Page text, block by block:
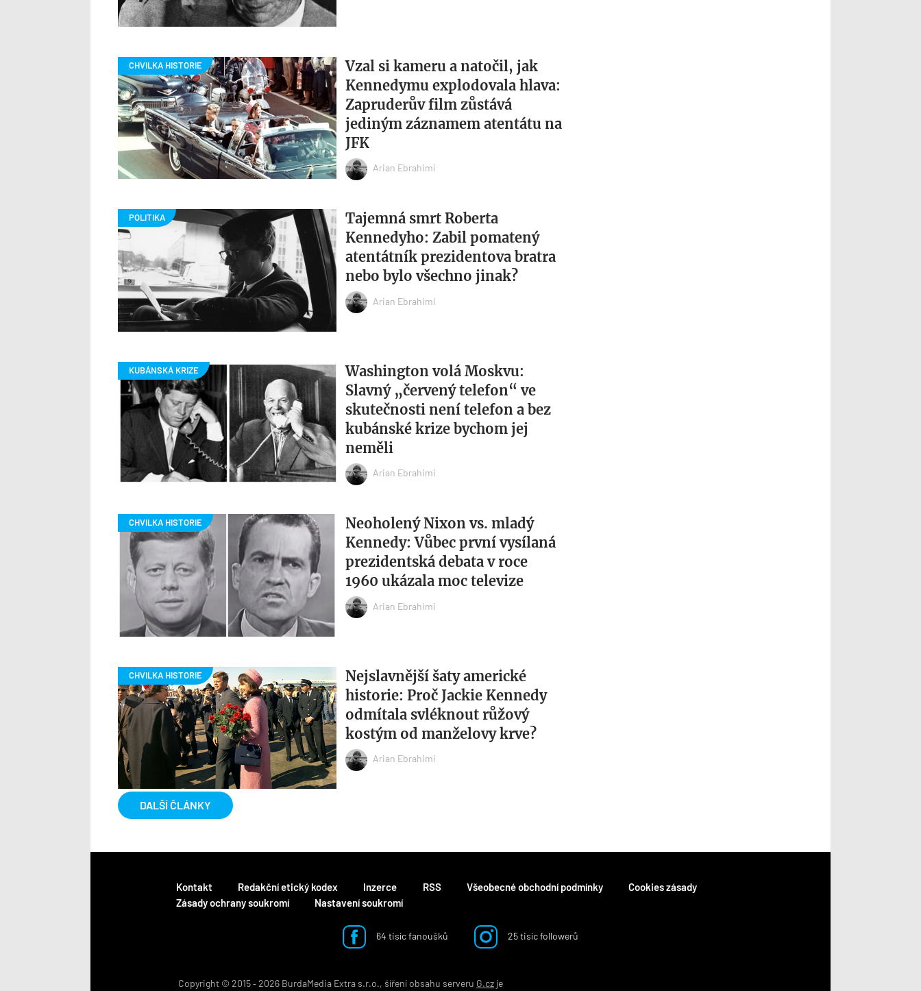
Vzal si kameru a natočil, jak
Kennedymu explodovala hlava:
Zapruderův film zůstává
jediným záznamem atentátu na
JFK
Arian Ebrahimi
Tajemná smrt Roberta
Kennedyho: Zabil pomatený
atentátník prezidentova bratra
nebo bylo všechno jinak?
Arian Ebrahimi
Washington volá Moskvu:
Slavný „červený telefon“ ve
skutečnosti není telefon a bez
kubánské krize bychom jej
neměli
Arian Ebrahimi
Neoholený Nixon vs. mladý
Kennedy: Vůbec první vysílaná
prezidentská debata v roce
1960 ukázala moc televize
Arian Ebrahimi
Nejslavnější šaty americké
historie: Proč Jackie Kennedy
odmítala svléknout růžový
kostým od manželovy krve?
Arian Ebrahimi
DALŠÍ ČLÁNKY
Kontakt Redakční etický kodex Inzerce RSS Všeobecné obchodní podmínky
Cookies zásady
Zásady ochrany soukromí
Nastavení soukromí
64 tisíc fanoušků 25 tisíc followerů
Copyright © 2015 ‐ 2026 BurdaMedia Extra s.r.o., šíření obsahu serveru G.cz je